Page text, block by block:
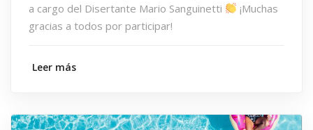
a cargo del Disertante Mario Sanguinetti
¡Muchas
gracias a todos por participar!
Leer más